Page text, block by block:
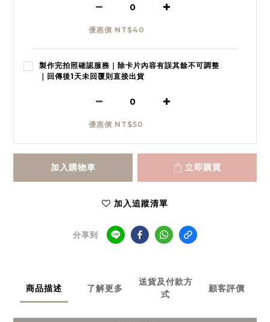
優惠價 NT$40
製作完拍照確認服務｜除卡片內容有誤其餘不可調整
｜回傳後1天未回覆則直接出貨
優惠價 NT$50
加入購物車 立即購買
加入追蹤清單
分享到
商品描述 了解更多
送貨及付款方
式
顧客評價